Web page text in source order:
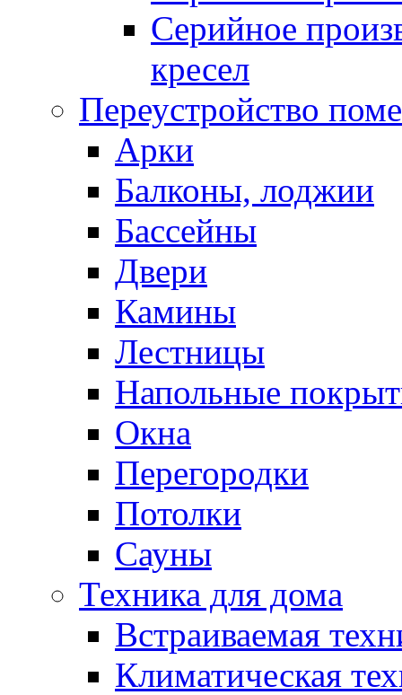
Серийное
кресел
Переустройство
Арки
Балконы, лоджии
Бассейны
Двери
Камины
Лестницы
Напольные
Окна
Перегородки
Потолки
Сауны
Техника для дома
Встраиваемая
Климатическая